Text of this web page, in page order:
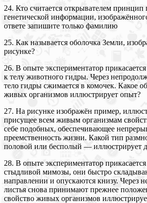
24. Кто считается открывателем принцип
генетической информации,
ответе запишите только фамилию
25. Как называется оболочка Земли,
рисунке?
26. В опыте экспериментатор
к телу животного гидры. Через
тело гидры сжимается в комочек. Какое
живых организмов иллюстрирует опыт?
27. На рисунке изображён пример,
присущее всем живым организмам
себе подобных, обеспечивающее
преемственность жизни. Какой тип
половой или бесполый — иллюстрирует
28. В опыте экспериментатор
стыдливой мимозы, они быстро
направлении и опускаются книзу. Через
листья снова принимают прежнее
свойство живых организмов